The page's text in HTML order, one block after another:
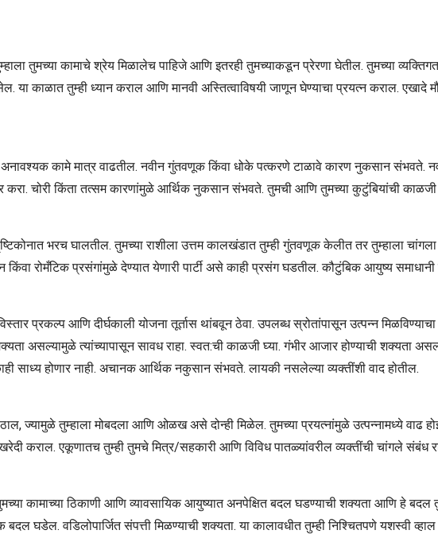
तुमच्या कामाचे श्रेय मिळालेच पाहिजे आणि इतरही तुमच्याकडून प्रेरणा घेतील. तुमच्या
तुम्ही ध्यान कराल आणि मानवी अस्तित्वाविषयी जाणून घेण्याचा प्रयत्न कराल. एखादे
कामे मात्र वाढतील. नवीन गुंतवणूक किंवा धोके पत्करणे टाळावे कारण नुकसान संभवते.
करा. चोरी किंता तत्सम कारणांमुळे आर्थिक नुकसान संभवते. तुमची आणि तुमच्या कुटुंबियांची काळजी
भरच घालतील. तुमच्या राशीला उत्तम कालखंडात तुम्ही गुंतवणूक केलीत तर तुम्हाला
रोमँटिक प्रसंगांमुळे देण्यात येणारी पार्टी असे काही प्रसंग घडतील. कौटुंबिक आयुष्य समाधानी
प्रकल्प आणि दीर्घकाली योजना तूर्तास थांबवून ठेवा. उपलब्ध स्रोतांपासून उत्पन्न
असल्यामुळे त्यांच्यापासून सावध राहा. स्वत:ची काळजी घ्या. गंभीर आजार होण्याची शक्यता
साध्य होणार नाही. अचानक आर्थिक नकुसान संभवते. लायकी नसलेल्या व्यक्तींशी वाद होतील.
ज्यामुळे तुम्हाला मोबदला आणि ओळख असे दोन्ही मिळेल. तुमच्या प्रयत्नांमुळे उत्पन्नामध्ये
खरेदी कराल. एकूणातच तुम्ही तुमचे मित्र/सहकारी आणि विविध पातळ्यांवरील व्यक्तींची चांगले संबंध
कामाच्या ठिकाणी आणि व्यावसायिक आयुष्यात अनपेक्षित बदल घडण्याची शक्यता आणि हे बदल
घडेल. वडिलोपार्जित संपत्ती मिळण्याची शक्यता. या कालावधीत तुम्ही निश्चितपणे यशस्वी